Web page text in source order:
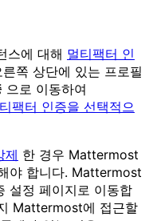
스에 대해 멀티팩터 인
쪽 상단에 있는 프로필
으로 이동하여
팩터 인증을 선택적으
제 한 경우 Mattermost
야 합니다. Mattermost
설정 페이지로 이동합
Mattermost에 접근할